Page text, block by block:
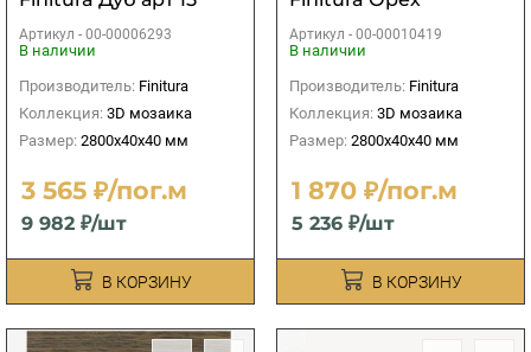
40х40х2800 мм
Артикул - 00-00006293
В наличии
Производитель: Finitura
Коллекция: 3D мозаика
Размер: 2800х40х40 мм
3 565 ₽/пог.м
9 982 ₽/шт
В КОРЗИНУ
американский
40х40х2800 мм
Артикул - 00-00010419
В наличии
Производитель: Finitura
Коллекция: 3D мозаика
Размер: 2800х40х40 мм
1 870 ₽/пог.м
5 236 ₽/шт
В КОРЗИНУ